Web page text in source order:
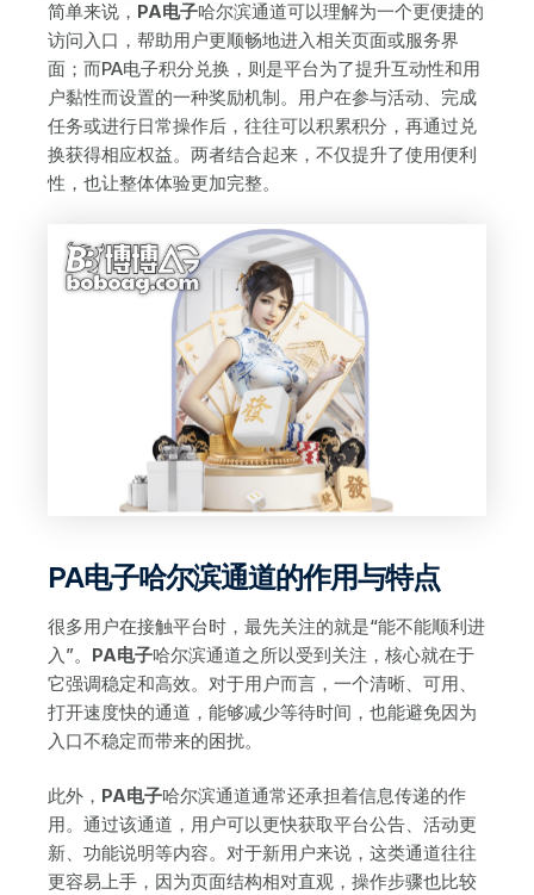
简单来说， PA电子哈尔滨通道可以理解为一个更便捷的
访问入口，帮助用户更顺畅地进入相关页面或服务界
面；而PA电子积分兑换，则是平台为了提升互动性和用
户黏性而设置的一种奖励机制。用户在参与活动、完成
任务或进行日常操作后，往往可以积累积分，再通过兑
换获得相应权益。两者结合起来，不仅提升了使用便利
性，也让整体体验更加完整。
PA电子哈尔滨通道的作用与特点
很多用户在接触平台时，最先关注的就是“能不能顺利进
入”。
PA电子哈尔滨通道之所以受到关注，核心就在于
它强调稳定和高效。对于用户而言，一个清晰、可用、
打开速度快的通道，能够减少等待时间，也能避免因为
入口不稳定而带来的困扰。
此外， PA电子哈尔滨通道通常还承担着信息传递的作
用。通过该通道，用户可以更快获取平台公告、活动更
新、功能说明等内容。对于新用户来说，这类通道往往
更容易上手，因为页面结构相对直观，操作步骤也比较